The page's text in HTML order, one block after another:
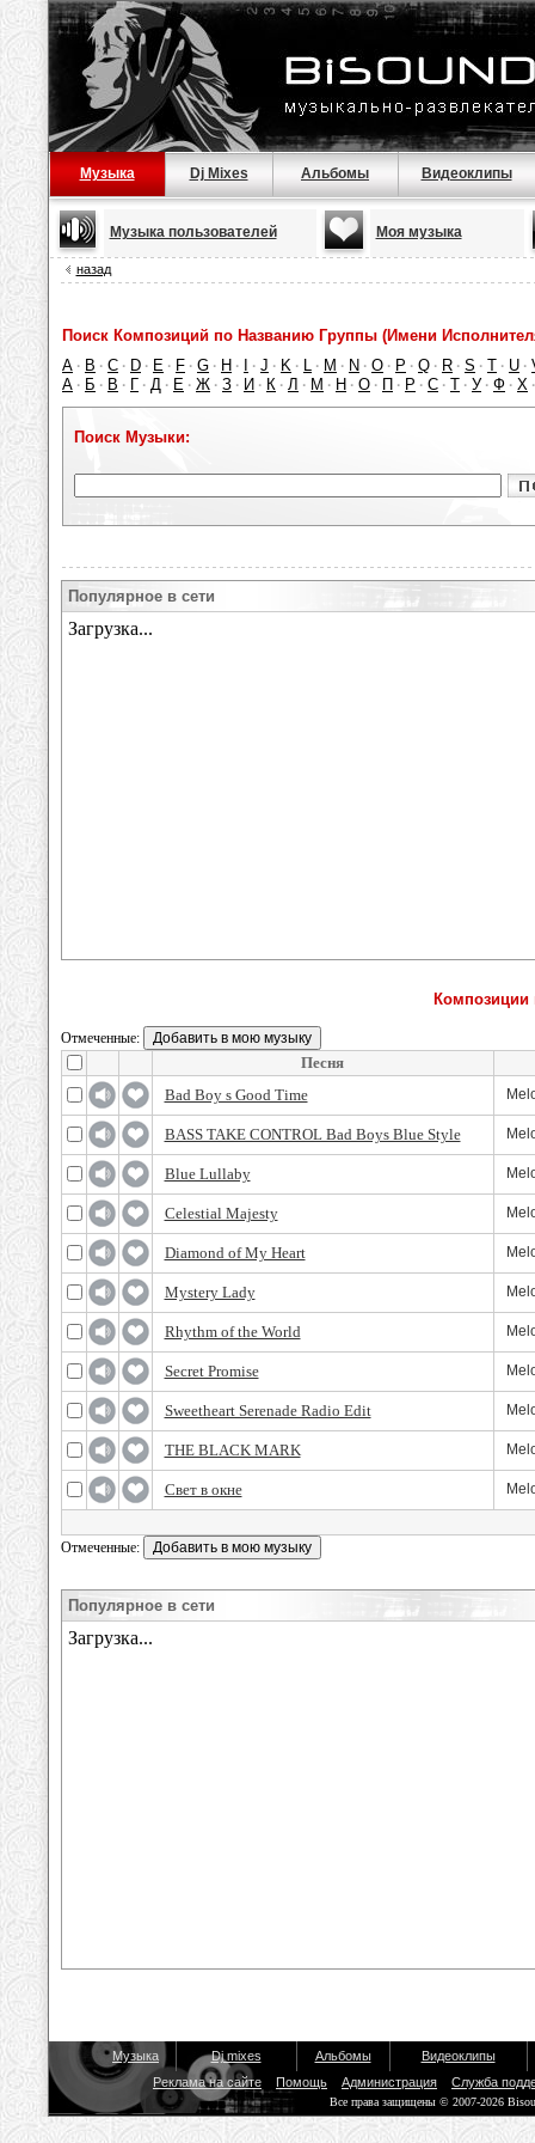
Музыка Dj Mixes Альбомы Видеоклипы
Музыка пользователей Моя музыка
назад
Поиск Композиций по Названию Группы (Имени
A · B · C · D · E · F · G · H · · J · K · L · M · N · O · P · Q · R · S · T · U ·
А · Б · В · Г · Д · Е · Ж · З · И · К · Л · М · Н · О · П · Р · С · Т · У · Ф · Х
Поиск Музыки:
Популярное в сети
Композиции
Отмеченные:
Песня
Bad Boy s Good Time
BASS TAKE CONTROL Bad Boys Blue Style
Blue Lullaby
Celestial Majesty
Diamond of My Heart
Mystery Lady
Rhythm of the World
Secret Promise
Sweetheart Serenade Radio Edit
THE BLACK MARK
Свет в окне
Отмеченные:
Популярное в сети
Музыка Dj mixes Альбомы
Видеоклипы
Реклама на сайте
Помощь Администрация Служба
Все права защищены © 2007-2026